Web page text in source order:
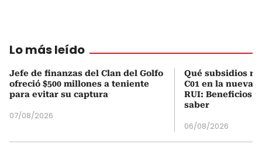
Lo más leído
Jefe de finanzas del Clan del Golfo
ofreció $500 millones a teniente
para evitar su captura
07/08/2026
Qué subsidios
C01 en la nueva
RUI: Beneficios
saber
06/08/2026